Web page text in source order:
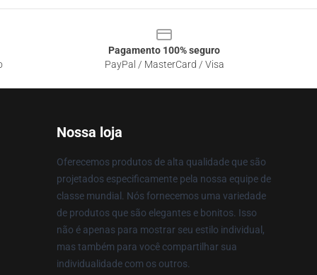
Pagamento 100% seguro
PayPal / MasterCard / Visa
Nossa loja
Oferecemos produtos de alta qualidade que são
projetados especificamente pela nossa equipe de
classe mundial. Nós fornecemos uma variedade
de produtos que são elegantes e bonitos. Isso
não é apenas para mostrar seu estilo individual,
mas também para você compartilhar sua
individualidade com os outros.